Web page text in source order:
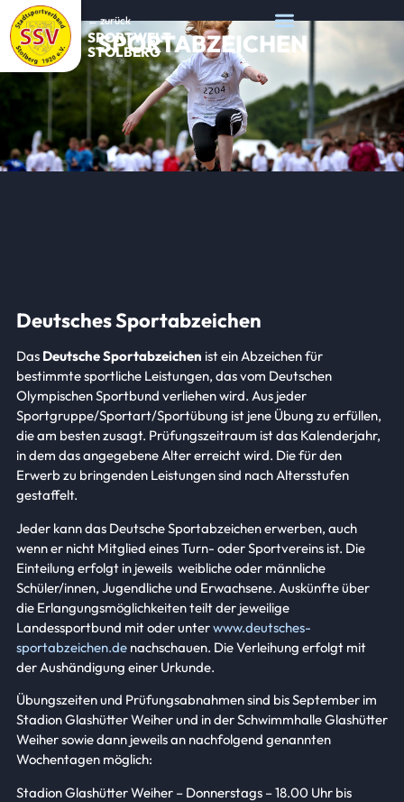
← zurück
SPORTWELT
STOLBERG
SPORTABZEICHEN
Deutsches Sportabzeichen
Das Deutsche Sportabzeichen ist ein Abzeichen für
bestimmte sportliche Leistungen, das vom Deutschen
Olympischen Sportbund verliehen wird. Aus jeder
Sportgruppe/Sportart/Sportübung ist jene Übung zu erfüllen,
die am besten zusagt. Prüfungszeitraum ist das Kalenderjahr,
in dem das angegebene Alter erreicht wird. Die für den
Erwerb zu bringenden Leistungen sind nach Altersstufen
gestaffelt.
Jeder kann das Deutsche Sportabzeichen erwerben, auch
wenn er nicht Mitglied eines Turn- oder Sportvereins ist. Die
Einteilung erfolgt in jeweils weibliche oder männliche
Schüler/innen, Jugendliche und Erwachsene. Auskünfte über
die Erlangungsmöglichkeiten teilt der jeweilige
Landessportbund mit oder unterwww.deutsches-
sportabzeichen.de nachschauen. Die Verleihung erfolgt mit
der Aushändigung einer Urkunde.
Übungszeiten und Prüfungsabnahmen sind bis September im
Stadion Glashütter Weiher und in der Schwimmhalle Glashütter
Weiher sowie dann jeweils an nachfolgend genannten
Wochentagen möglich:
Stadion Glashütter Weiher – Donnerstags – 18.00 Uhr bis